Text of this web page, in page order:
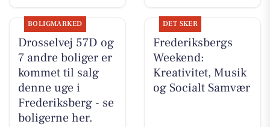
BOLIGMARKED
Drosselvej 57D og
7 andre boliger er
kommet til salg
denne uge i
Frederiksberg - se
boligerne her.
DET SKER
Frederiksbergs
Weekend:
Kreativitet, Musik
og Socialt Samvær